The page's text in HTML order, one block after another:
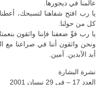
عالمنا في ديجورها.
يا رب افتح شفاهنا لتسبحك،
كل من حولنا.
يا رب قوِّ ضعفنا فإننا واثقون
ونحن واثقون أننا في صراعنا مع
أبد الآبدين. آمين.
نشرة البشارة
العدد 17 – في 29 نيسان 2001